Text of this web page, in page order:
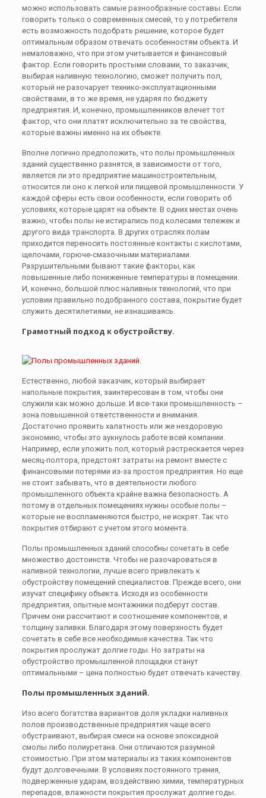
можно использовать самые разнообразные составы. Если
говорить только о современных смесей, то у потребителя
есть возможность подобрать решение, которое будет
оптимальным образом отвечать особенностям объекта. И
немаловажно, что при этом учитывается и финансовый
фактор. Если говорить простыми словами, то заказчик,
выбирая наливную технологию, сможет получить пол,
который не разочарует технико-эксплуатационными
свойствами, в то же время, не ударяя по бюджету
предприятия. И, конечно, промышленников влечет тот
фактор, что они платят исключительно за те свойства,
которые важны именно на их объекте.
Вполне логично предположить, что полы промышленных
зданий существенно разнятся, в зависимости от того,
является ли это предприятие машиностроительным,
относится ли оно к легкой или пищевой промышленности. У
каждой сферы есть свои особенности, если говорить об
условиях, которые царят на объекте. В одних местах очень
важно, чтобы полы не истирались под колесами тележек и
другого вида транспорта. В других отраслях полам
приходится переносить постоянные контакты с кислотами,
щелочами, горюче-смазочными материалами.
Разрушительными бывают такие факторы, как
повышенные либо пониженные температуры в помещении.
И, конечно, большой плюс наливных технологий, что при
условии правильно подобранного состава, покрытие будет
служить десятилетиями, не изнашиваясь.
Грамотный подход к обустройству.
Естественно, любой заказчик, который выбирает
напольные покрытия, заинтересован в том, чтобы они
служили как можно дольше. И все-таки промышленность –
зона повышенной ответственности и внимания.
Достаточно проявить халатность или же нездоровую
экономию, чтобы это аукнулось работе всей компании.
Например, если уложить пол, который растрескается через
месяц-полтора, предстоят затраты на ремонт вместе с
финансовыми потерями из-за простоя предприятия. Но еще
не стоит забывать, что в деятельности любого
промышленного объекта крайне важна безопасность. А
потому в отдельных помещениях нужны особые полы –
которые не воспламеняются быстро, не искрят. Так что
покрытия отбирают с учетом этого момента.
Полы промышленных зданий способны сочетать в себе
множество достоинств. Чтобы не разочароваться в
наливной технологии, лучше всего привлекать к
обустройству помещений специалистов. Прежде всего, они
изучат специфику объекта. Исходя из особенности
предприятия, опытные монтажники подберут состав.
Причем они рассчитают и соотношение компонентов, и
толщину заливки. Благодаря этому поверхность будет
сочетать в себе все необходимые качества. Так что
покрытия прослужат долгие годы. Но затраты на
обустройство промышленной площадки станут
оптимальными – цена полностью будет отвечать качеству.
Полы промышленных зданий.
Изо всего богатства вариантов доля укладки наливных
полов производственные предприятия чаще всего
обустраивают, выбирая смеси на основе эпоксидной
смолы либо полиуретана. Они отличаются разумной
стоимостью. При этом материалы из таких компонентов
будут долговечными. В условиях постоянного трения,
подверженные ударам, воздействию химии, температурных
перепадов, влажности покрытия прослужат долгие годы.